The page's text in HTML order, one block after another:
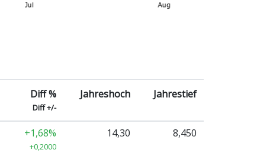
Diff %
Diff +/-
Jahreshoch Jahrestief
+1,68%
+0,2000
14,30 8,450